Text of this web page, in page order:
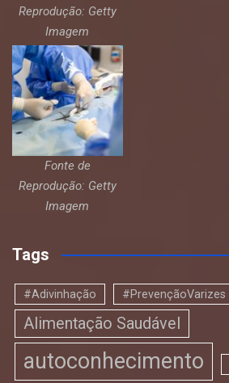
Reprodução: Getty
Imagem
Fonte de
Reprodução: Getty
Imagem
Tags
#Adivinhação #PrevençãoVarizes
Alimentação Saudável
autoconhecimento